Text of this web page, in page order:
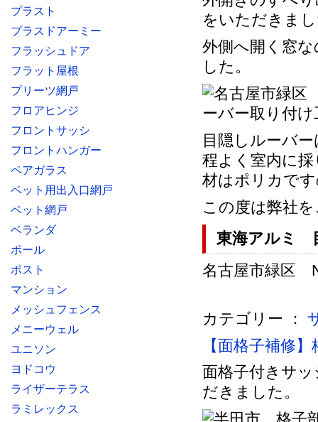
をいただきま
外側へ開く窓
した。
目隠しルーバ
程よく室内に
材はポリカで
この度は弊社
東海アルミ
名古屋市緑区
カテゴリー ：
【面格子補修
面格子付きサ
だきました。
プラスト
プラスドアーミー
フラッシュドア
フラット屋根
プリーツ網戸
フロアヒンジ
フロントサッシ
フロントハンガー
ペアガラス
ペット用出入口網戸
ペット網戸
ベランダ
ポール
ポスト
マンション
メッシュフェンス
メニーウェル
ユニソン
ヨドコウ
ライザーテラス
ラミレックス